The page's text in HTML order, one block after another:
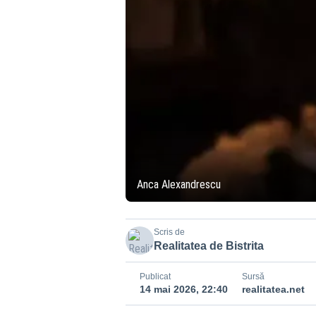
Anca Alexandrescu
Scris de
Realitatea de Bistrita
Publicat
14 mai 2026, 22:40
Sursă
realitatea.net